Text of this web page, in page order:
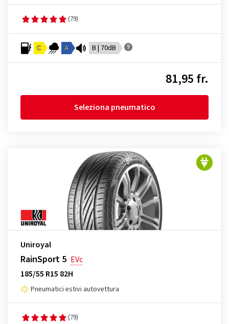
(79)
C A B | 70dB
81,95 fr.
Seleziona pneumatico
Uniroyal
RainSport 5 EVc
185/55 R15 82H
Pneumatici estivi autovettura
(79)